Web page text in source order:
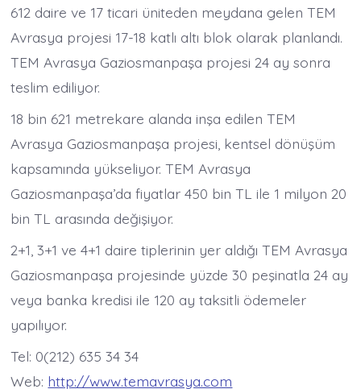
612 daire ve 17 ticari üniteden meydana gelen TEM
Avrasya projesi 17-18 katlı altı blok olarak planlandı.
TEM Avrasya Gaziosmanpaşa projesi 24 ay sonra
teslim ediliyor.
18 bin 621 metrekare alanda inşa edilen TEM
Avrasya Gaziosmanpaşa projesi, kentsel dönüşüm
kapsamında yükseliyor. TEM Avrasya
Gaziosmanpaşa’da fiyatlar 450 bin TL ile 1 milyon 20
bin TL arasında değişiyor.
2+1, 3+1 ve 4+1 daire tiplerinin yer aldığı TEM Avrasya
Gaziosmanpaşa projesinde yüzde 30 peşinatla 24 ay
veya banka kredisi ile 120 ay taksitli ödemeler
yapılıyor.
Tel: 0(212) 635 34 34
Web: http://www.temavrasya.com